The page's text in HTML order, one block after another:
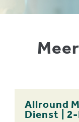
Allround
Dienst |